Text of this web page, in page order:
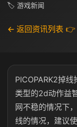
🏷 游戏新闻
← 返回资讯列表 👉
PICOPARK2掉
类型的2d动作益
网不稳的情况下
线的情况，建议